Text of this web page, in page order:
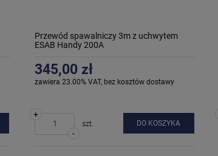
Przewód spawalniczy 3m z uchwytem
ESAB Handy 200A
345,00 zł
zawiera 23.00% VAT, bez kosztów dostawy
-
+
szt. DO KOSZYKA